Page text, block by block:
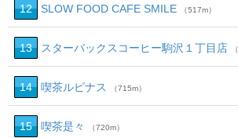
12 SLOW FOOD CAFE SMILE （517m）
13 スターバックスコーヒー駒沢１丁目店
14 喫茶ルピナス （715m）
15 喫茶是々 （720m）